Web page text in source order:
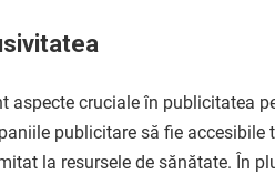
aspecte cruciale în publicitatea
publicitare să fie
la resursele de sănătate. În